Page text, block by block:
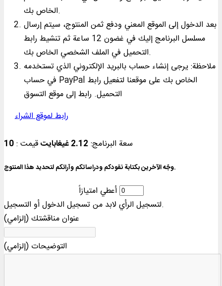
الخاص بك.
بعد الدخول إلى الموقع المعني ودفع ثمن المنتوج، سيتم إرسال
مسلسل البرنامج إليك في غضون 12 ساعة ثم تنشيط رابط
التحميل في الملف الشخصي الخاص بك.
ملاحظة: يرجى إنشاء حساب بالبريد الإلكتروني الذي تستخدمه
في حساب PayPal الخاص بك على موقعنا لتفعيل رابط
التحميل. رابط إلى موقع التسوق
رابط لموقع الشراء
سعة البرنامج: 2.12 غيغابايت قیمت :10
وجّه الآخرين بكتابة نقودكم ودراساتكم وآرائكم لتحديد هذا المنتوج.
أعطي امتيازاً
لتسجيل الرأي لابد من تسجيل الدخول أو التسجيل.
عنوان مناقشتك (إلزامي)
التوضيحات (إلزامي)